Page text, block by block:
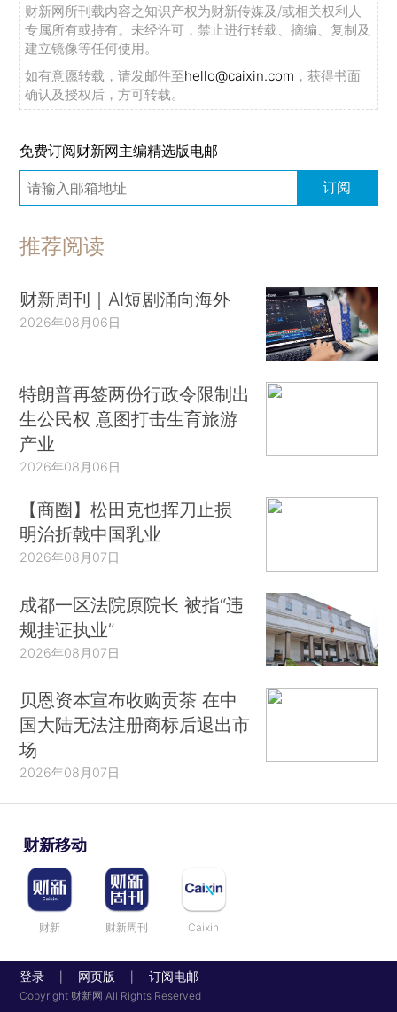
财新网所刊载内容之知识产权为财新传媒及/或相关权利人
专属所有或持有。未经许可，禁止进行转载、摘编、复制及
建立镜像等任何使用。
如有意愿转载，请发邮件至hello@caixin.com ，获得书面
确认及授权后，方可转载。
免费订阅财新网主编精选版电邮
订阅
推荐阅读
财新周刊｜AI短剧涌向海外
2026年08月06日
特朗普再签两份行政令限制出
生公民权 意图打击生育旅游
产业
2026年08月06日
【商圈】松田克也挥刀止损
明治折戟中国乳业
2026年08月07日
成都一区法院原院长 被指“违
规挂证执业”
2026年08月07日
贝恩资本宣布收购贡茶 在中
国大陆无法注册商标后退出市
场
2026年08月07日
财新移动
财新 财新周刊 Caixin
登录 网页版 订阅电邮
Copyright 财新网 All Rights Reserved